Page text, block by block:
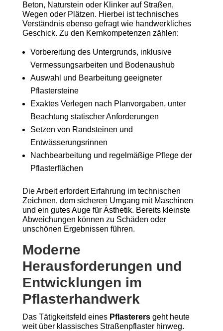
Beton, Naturstein oder Klinker auf Straßen,
Wegen oder Plätzen. Hierbei ist technisches
Verständnis ebenso gefragt wie handwerkliches
Geschick. Zu den Kernkompetenzen zählen:
Vorbereitung des Untergrunds, inklusive
Vermessungsarbeiten und Bodenaushub
Auswahl und Bearbeitung geeigneter
Pflastersteine
Exaktes Verlegen nach Planvorgaben, unter
Beachtung statischer Anforderungen
Setzen von Randsteinen und
Entwässerungsrinnen
Nachbearbeitung und regelmäßige Pflege der
Pflasterflächen
Die Arbeit erfordert Erfahrung im technischen
Zeichnen, dem sicheren Umgang mit Maschinen
und ein gutes Auge für Ästhetik. Bereits kleinste
Abweichungen können zu Schäden oder
unschönen Ergebnissen führen.
Moderne
Herausforderungen und
Entwicklungen im
Pflasterhandwerk
Das Tätigkeitsfeld eines Pflasterersgeht heute
weit über klassisches Straßenpflaster hinweg.